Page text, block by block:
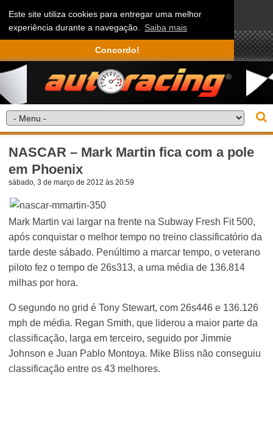
Este site utiliza cookies para entregar uma melhor
experiência durante a navegação. Saiba mais
Concordo!
NASCAR – Mark Martin fica com a pole
em Phoenix
sábado, 3 de março de 2012 às 20:59
Mark Martin vai largar na frente na Subway Fresh Fit 500,
após conquistar o melhor tempo no treino classificatório da
tarde deste sábado. Penúltimo a marcar tempo, o veterano
piloto fez o tempo de 26s313, a uma média de 136.814
milhas por hora.
O segundo no grid é Tony Stewart, com 26s446 e 136.126
mph de média. Regan Smith, que liderou a maior parte da
classificação, larga em terceiro, seguido por Jimmie
Johnson e Juan Pablo Montoya. Mike Bliss não conseguiu
classificação entre os 43 melhores.